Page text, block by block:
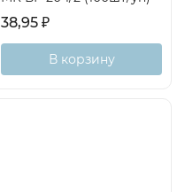
38,95 ₽
В корзину